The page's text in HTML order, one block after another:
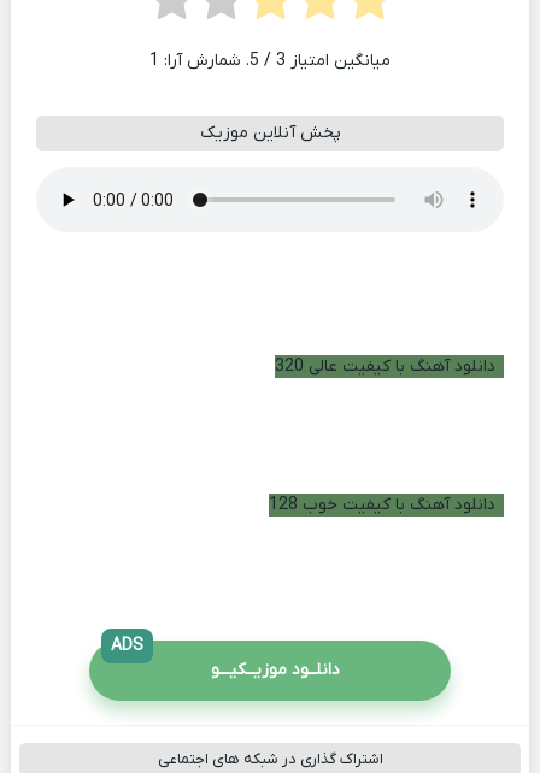
میانگین امتیاز 3 / 5. شمارش آرا: 1
پخش آنلاین موزیک
دانلود آهنگ با کیفیت عالی 320
دانلود آهنگ با کیفیت خوب 128
دانلــود موزیــکیـــو
ADS
اشتراک گذاری در شبکه های اجتماعی